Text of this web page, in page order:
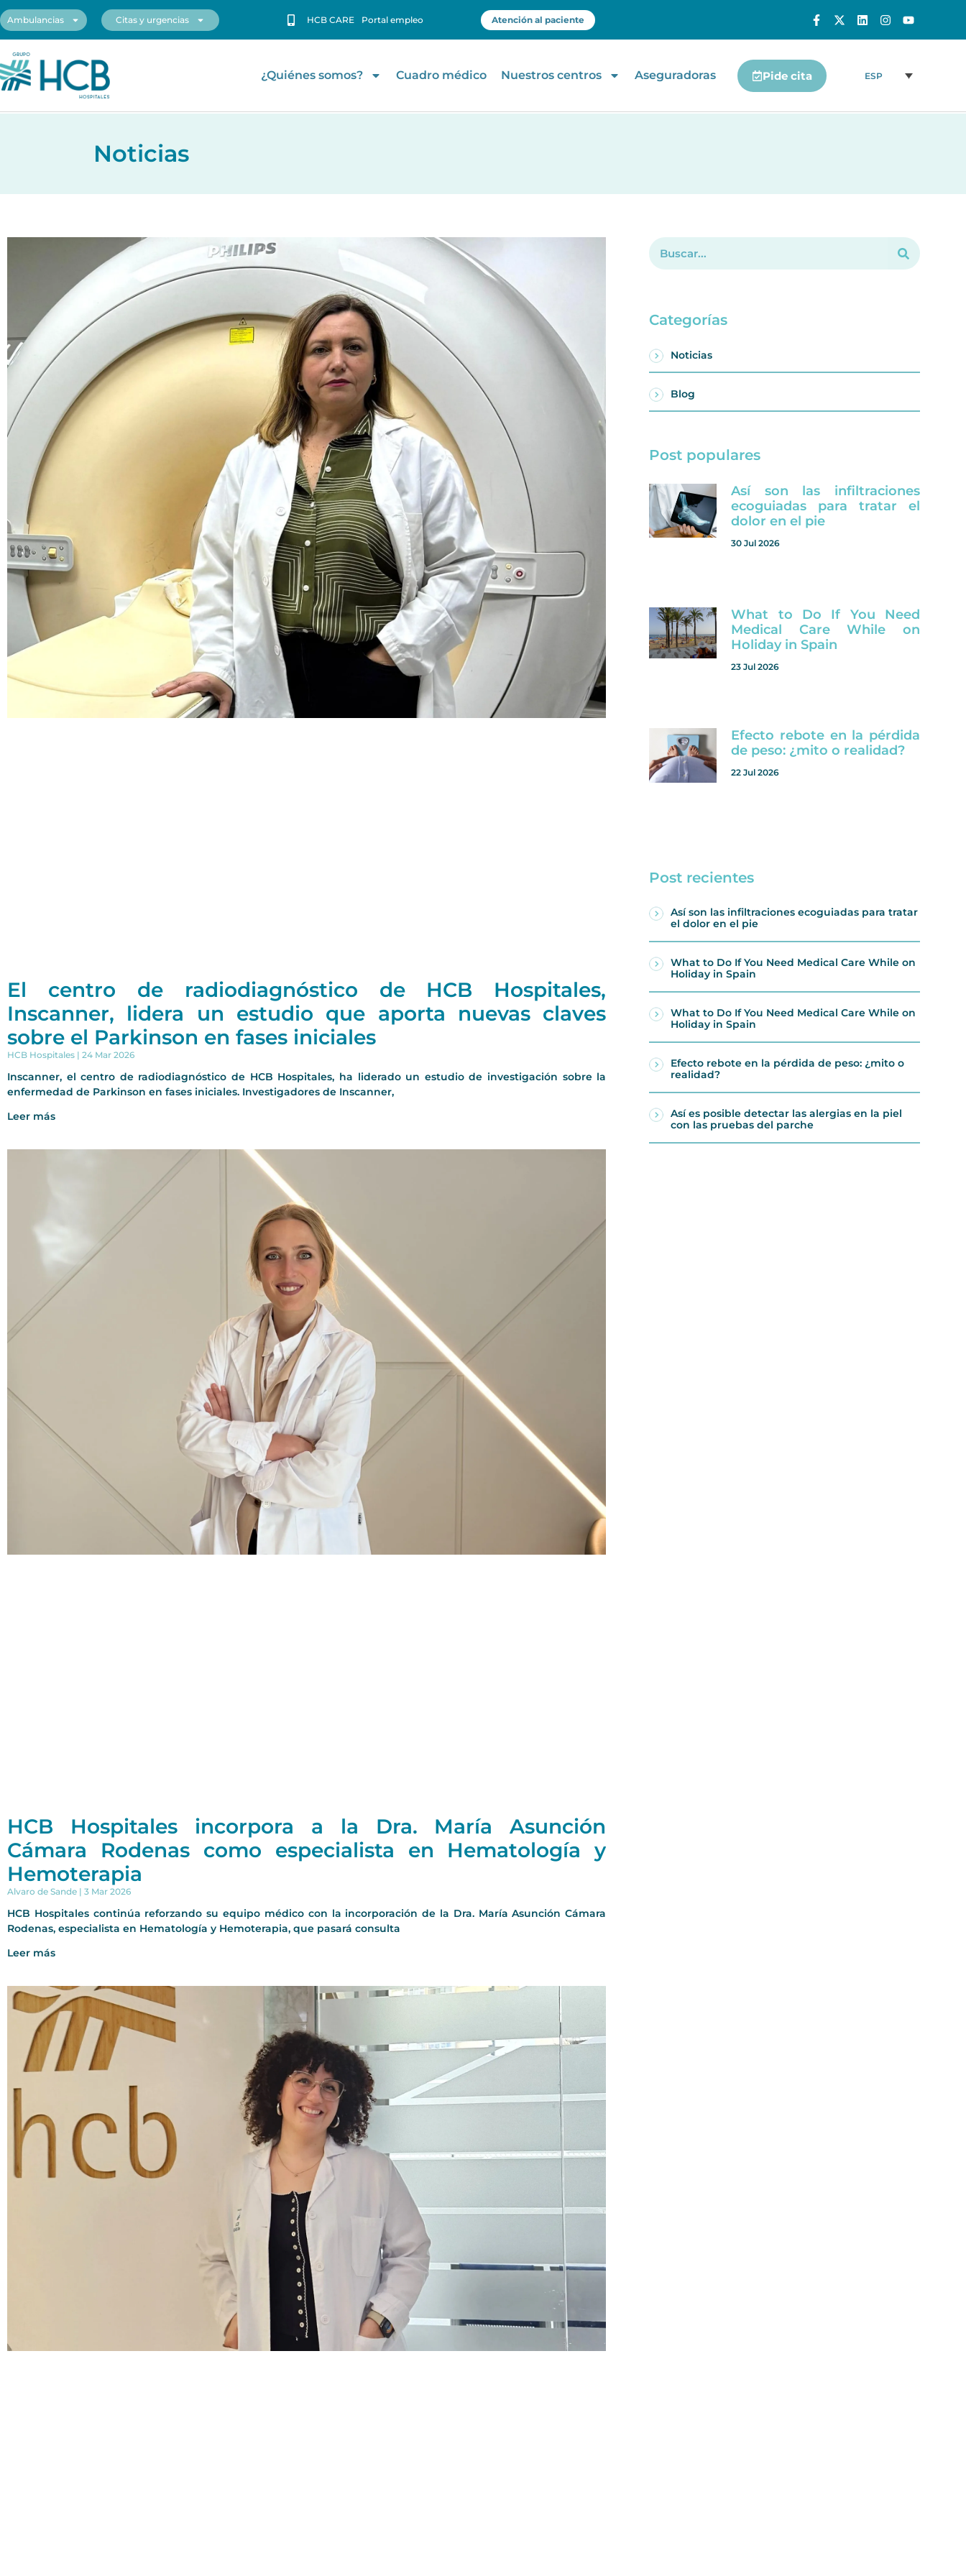
Ambulancias Citas y urgencias HCB CARE Portal empleo Atención al paciente
¿Quiénes somos? Cuadro médico Nuestros centros Aseguradoras Pide cita ESP
Noticias
El centro de radiodiagnóstico de HCB Hospitales,
Inscanner, lidera un estudio que aporta nuevas claves
sobre el Parkinson en fases iniciales
HCB Hospitales 24 Mar 2026
Inscanner, el centro de radiodiagnóstico de HCB Hospitales, ha liderado un estudio de investigación sobre la
enfermedad de Parkinson en fases iniciales. Investigadores de Inscanner,
Leer más
HCB Hospitales incorpora a la Dra. María Asunción
Cámara Rodenas como especialista en Hematología y
Hemoterapia
Alvaro de Sande 3 Mar 2026
HCB Hospitales continúa reforzando su equipo médico con la incorporación de la Dra. María Asunción Cámara
Rodenas, especialista en Hematología y Hemoterapia, que pasará consulta
Leer más
Categorías
Noticias
Blog
Post populares
Así son las infiltraciones
ecoguiadas para tratar el
dolor en el pie
30 Jul 2026
What to Do If You Need
Medical Care While on
Holiday in Spain
23 Jul 2026
Efecto rebote en la pérdida
de peso: ¿mito o realidad?
22 Jul 2026
Post recientes
Así son las infiltraciones ecoguiadas para tratar
el dolor en el pie
What to Do If You Need Medical Care While on
Holiday in Spain
What to Do If You Need Medical Care While on
Holiday in Spain
Efecto rebote en la pérdida de peso: ¿mito o
realidad?
Así es posible detectar las alergias en la piel
con las pruebas del parche